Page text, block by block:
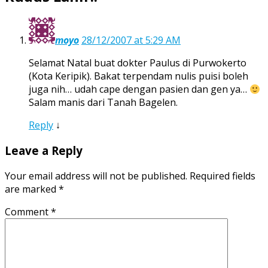
moyo 28/12/2007 at 5:29 AM
Selamat Natal buat dokter Paulus di Purwokerto
(Kota Keripik). Bakat terpendam nulis puisi boleh
juga nih… udah cape dengan pasien dan gen ya…
Salam manis dari Tanah Bagelen.
Reply ↓
Leave a Reply
Your email address will not be published. Required fields
are marked *
Comment*